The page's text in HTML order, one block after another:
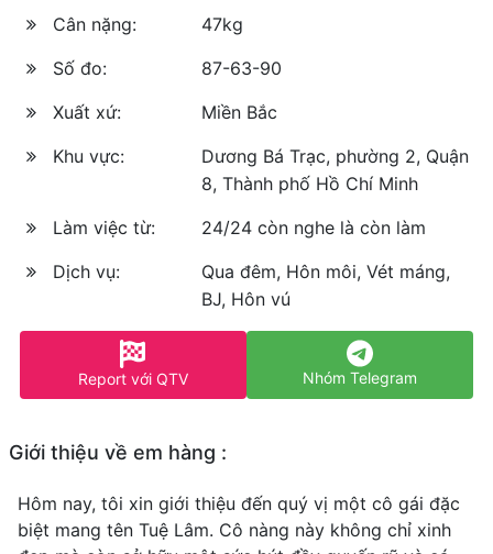
Cân nặng:
47kg
Số đo:
87-63-90
Xuất xứ:
Miền Bắc
Khu vực:
Dương Bá Trạc, phường 2, Quận
8, Thành phố Hồ Chí Minh
Làm việc từ:
24/24 còn nghe là còn làm
Dịch vụ:
Qua đêm, Hôn môi, Vét máng,
BJ, Hôn vú
Report với QTV Nhóm Telegram
Giới thiệu về em hàng :
Hôm nay, tôi xin giới thiệu đến quý vị một cô gái đặc
biệt mang tên Tuệ Lâm. Cô nàng này không chỉ xinh